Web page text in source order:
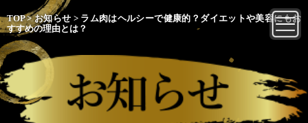
TOP>お知らせ > ラム肉はヘルシーで健康的？ダイエットや美容にもお
すすめの理由とは？